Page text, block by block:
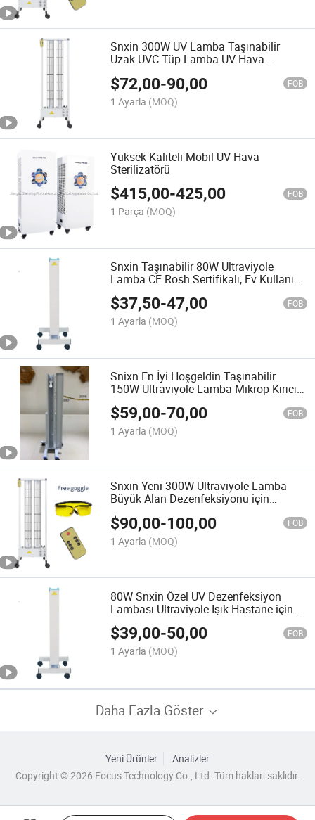
Snxin 300W UV Lamba Taşınabilir
Uzak UVC Tüp Lamba UV Hava
$72,00-90,00 FOB
1 Ayarla (MOQ)
Yüksek Kaliteli Mobil UV Hava
Sterilizatörü
$415,00-425,00 FOB
1 Parça (MOQ)
Snxin Taşınabilir 80W Ultraviyole
Lamba CE Rosh Sertifikalı, Ev Kullanımı
için Uygun
$37,50-47,00 FOB
1 Ayarla (MOQ)
Snixn En İyi Hoşgeldin Taşınabilir
150W Ultraviyole Lamba Mikrop Kırıcı
Işık
$59,00-70,00 FOB
1 Ayarla (MOQ)
Snxin Yeni 300W Ultraviyole Lamba
Büyük Alan Dezenfeksiyonu için
$90,00-100,00 FOB
1 Ayarla (MOQ)
80W Snxin Özel UV Dezenfeksiyon
Lambası Ultraviyole Işık Hastane için
Uygun
$39,00-50,00 FOB
1 Ayarla (MOQ)
Daha Fazla Göster
Yeni Ürünler
Analizler
Copyright © 2026 Focus Technology Co., Ltd. Tüm hakları saklıdır.